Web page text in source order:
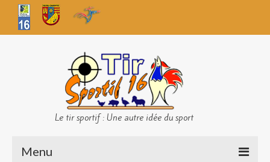
Le tir sportif : Une autre idée du sport
Menu